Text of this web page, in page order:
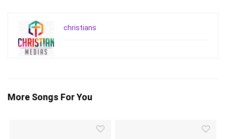
christians
More Songs For You